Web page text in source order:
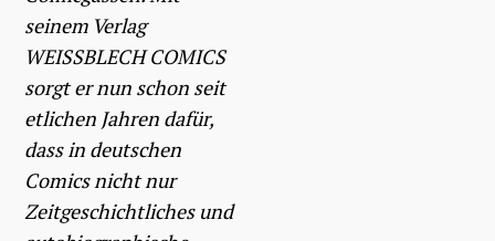
seinem Verlag
WEISSBLECH COMICS
sorgt er nun schon seit
etlichen Jahren dafür,
dass in deutschen
Comics nicht nur
Zeitgeschichtliches und